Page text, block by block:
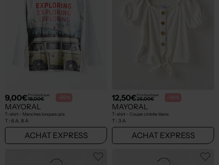
9,00€Prix boutique :
18,00€ -50%
MAYORAL
T-shirt - Manches longues gris
T : 6 A, 8 A
ACHAT EXPRESS
12,50€Prix boutique :
25,00€ -50%
MAYORAL
T-shirt - Coupe cintrée blanc
T : 3 A
ACHAT EXPRESS